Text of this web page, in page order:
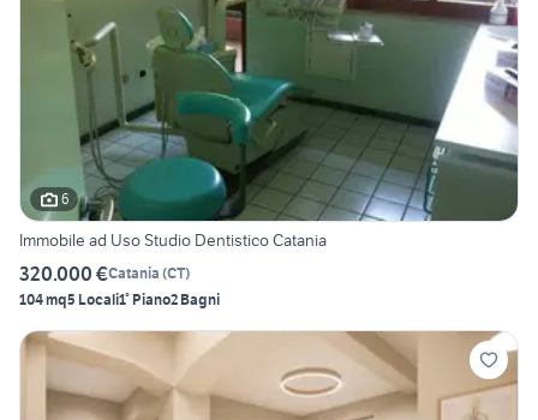
6
Immobile ad Uso Studio Dentistico Catania
320.000 €Catania (CT)
104 mq5 Locali1° Piano2 Bagni